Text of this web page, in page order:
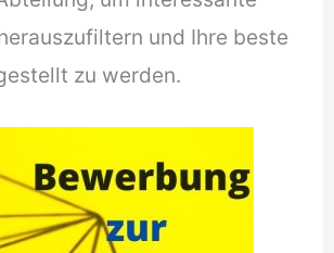
und Ihre beste
zu werden.